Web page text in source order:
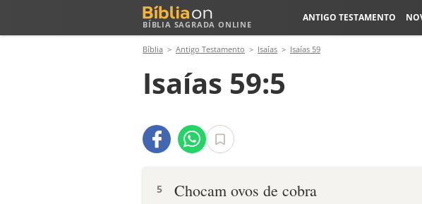
BÍBLIA SAGRADA ONLINE
ANTIGO TESTAMENTO
Bíblia Antigo Testamento Isaías Isaías 59
Isaías 59:5
5
Chocam ovos de cobra